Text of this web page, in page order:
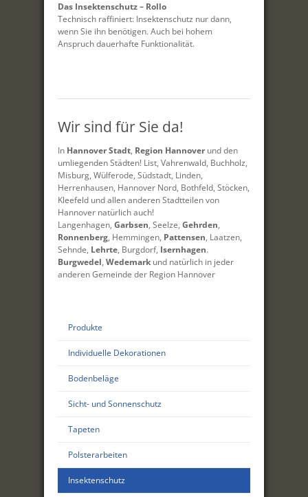
Das Insektenschutz – Rollo
Technisch raffiniert: Insektenschutz nur dann,
wenn Sie ihn benötigen. Auch bei hohem
Anspruch dauerhafte Funktionalität.
Wir sind für Sie da!
In Hannover Stadt, Region Hannoverund den
umliegenden Städten! List, Vahrenwald, Buchholz,
Misburg, Wülferode, Südstadt, Linden,
Herrenhausen, Hannover Nord, Bothfeld, Stöcken,
Kleefeld und allen anderen Stadtteilen von
Hannover natürlich auch!
Langenhagen, Garbsen, Seelze, Gehrden,
Ronnenberg, Hemmingen, Pattensen, Laatzen,
Sehnde, Lehrte, Burgdorf, Isernhagen.
Burgwedel, Wedemark und natürlich in jeder
anderen Gemeinde der Region Hannover
Produkte
Individuelle Dekorationen
Bodenbeläge
Sicht- und Sonnenschutz
Tapeten
Polsterarbeiten
Insektenschutz